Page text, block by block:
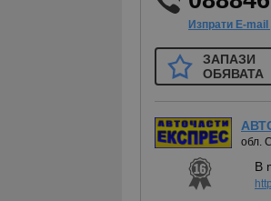
Изпрати E-
ЗАПАЗИ
ОБЯВАТА
обл.
В